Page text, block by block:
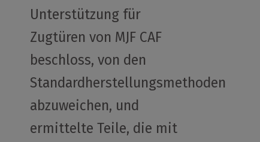
Unterstützung für
Zugtüren von MJF CAF
beschloss, von den
Standardherstellungsmethoden
abzuweichen, und
ermittelte Teile, die mit